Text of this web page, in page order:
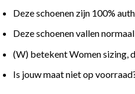
Deze schoenen zijn 100%
Deze schoenen vallen
(W) betekent Women sizing,
Is jouw maat niet op